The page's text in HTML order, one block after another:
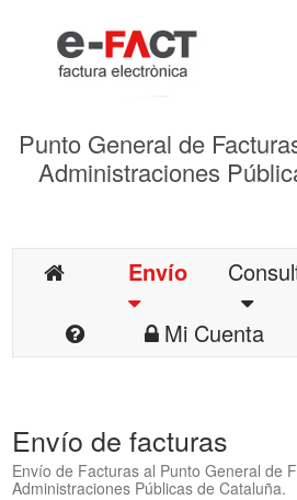
Punto General de
Administraciones
Envío
Mi Cuenta
Envío de facturas
Envío de Facturas al Punto General de
Administraciones Públicas de Cataluña.